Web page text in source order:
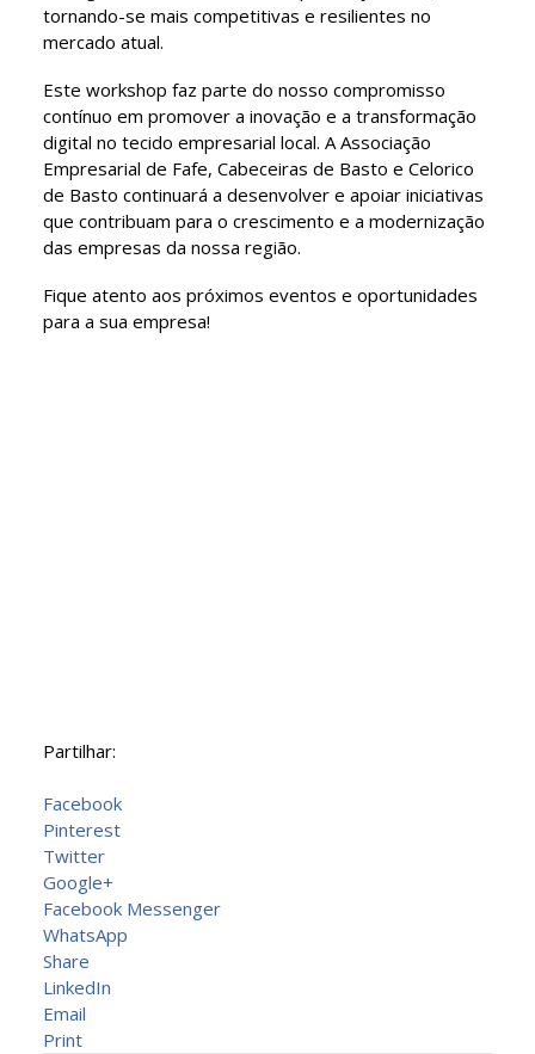
tornando-se mais competitivas e resilientes no
mercado atual.
Este workshop faz parte do nosso compromisso
contínuo em promover a inovação e a transformação
digital no tecido empresarial local. A Associação
Empresarial de Fafe, Cabeceiras de Basto e Celorico
de Basto continuará a desenvolver e apoiar iniciativas
que contribuam para o crescimento e a modernização
das empresas da nossa região.
Fique atento aos próximos eventos e oportunidades
para a sua empresa!
Partilhar:
Facebook
Pinterest
Twitter
Google+
Facebook Messenger
WhatsApp
Share
LinkedIn
Email
Print